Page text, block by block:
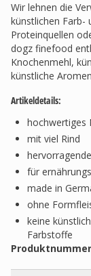
Wir lehnen die
künstlichen Farb-
Proteinquellen
dogz finefood
Knochenmehl,
künstliche
Artikeldetails:
hochwertiges
mit viel Rind
für
made in
ohne
keine
Farbstoffe